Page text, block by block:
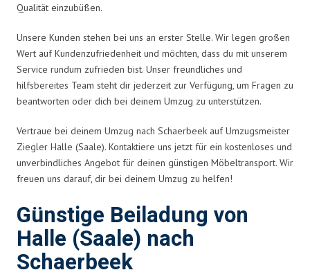
Qualität einzubüßen.
Unsere Kunden stehen bei uns an erster Stelle. Wir legen großen
Wert auf Kundenzufriedenheit und möchten, dass du mit unserem
Service rundum zufrieden bist. Unser freundliches und
hilfsbereites Team steht dir jederzeit zur Verfügung, um Fragen zu
beantworten oder dich bei deinem Umzug zu unterstützen.
Vertraue bei deinem Umzug nach Schaerbeek auf Umzugsmeister
Ziegler Halle (Saale). Kontaktiere uns jetzt für ein kostenloses und
unverbindliches Angebot für deinen günstigen Möbeltransport. Wir
freuen uns darauf, dir bei deinem Umzug zu helfen!
Günstige Beiladung von
Halle (Saale) nach
Schaerbeek